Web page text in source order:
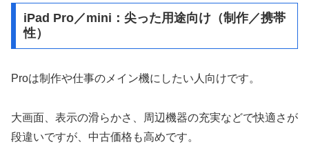
iPad Pro／mini：尖った用途向け（制作／携帯
性）
Proは制作や仕事のメイン機にしたい人向けです。
大画面、表示の滑らかさ、周辺機器の充実などで快適さが
段違いですが、中古価格も高めです。